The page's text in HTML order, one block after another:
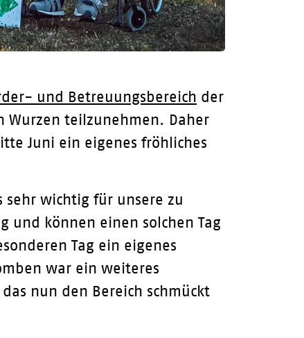
und Betreuungsbereich der
Wurzen teilzunehmen. Daher
Juni ein eigenes fröhliches
sehr wichtig für unsere zu
und können einen solchen Tag
Tag ein eigenes
war ein weiteres
nun den Bereich schmückt